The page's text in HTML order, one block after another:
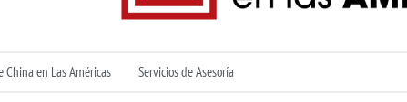
China en Las Américas Servicios de Asesoría